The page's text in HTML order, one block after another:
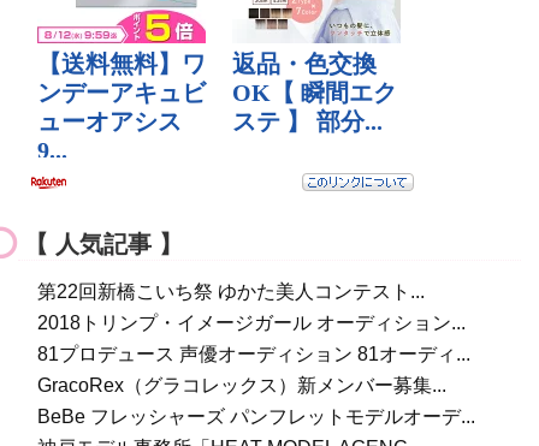
【 人気記事 】
第22回新橋こいち祭 ゆかた美人コンテスト...
2018トリンプ・イメージガール オーディション...
81プロデュース 声優オーディション 81オーディ...
GracoRex（グラコレックス）新メンバー募集...
BeBe フレッシャーズ パンフレットモデルオーデ...